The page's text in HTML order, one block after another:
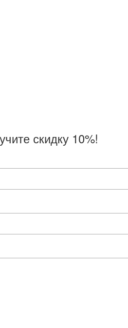
скидку 10%!